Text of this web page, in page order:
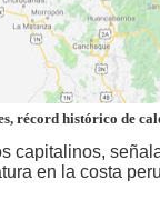
récord histórico de
capitalinos,
en la costa